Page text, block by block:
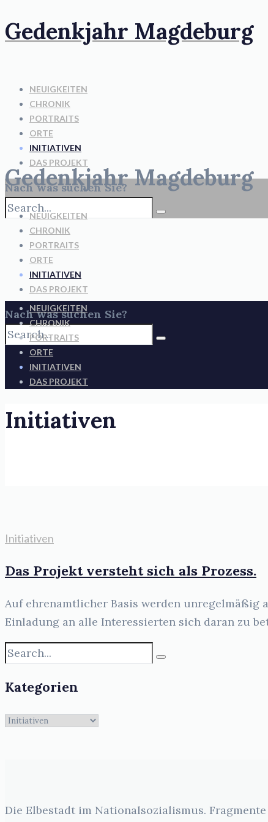
Gedenkjahr Magdeburg
NEUIGKEITEN
CHRONIK
PORTRAITS
ORTE
INITIATIVEN
DAS PROJEKT
Nach was suchen Sie?
Gedenkjahr Magdeburg
NEUIGKEITEN
CHRONIK
PORTRAITS
ORTE
INITIATIVEN
DAS PROJEKT
Nach was suchen Sie?
NEUIGKEITEN
CHRONIK
PORTRAITS
ORTE
INITIATIVEN
DAS PROJEKT
Initiativen
Initiativen
Das Projekt versteht sich als Prozess.
Auf ehrenamtlicher Basis werden unregelmäßig
Einladung an alle Interessierten sich daran zu
Kategorien
Kategorien
Die Elbestadt im Nationalsozialismus.